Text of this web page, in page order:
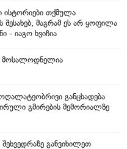
ისტორიები თქმულა
შესახებ, მაგრამ ეს არ ყოფილა
- იაგო ხვიჩია
მოსალოდნელია
განცხადება
გმირების მემორიალზე
განვიხილეთ